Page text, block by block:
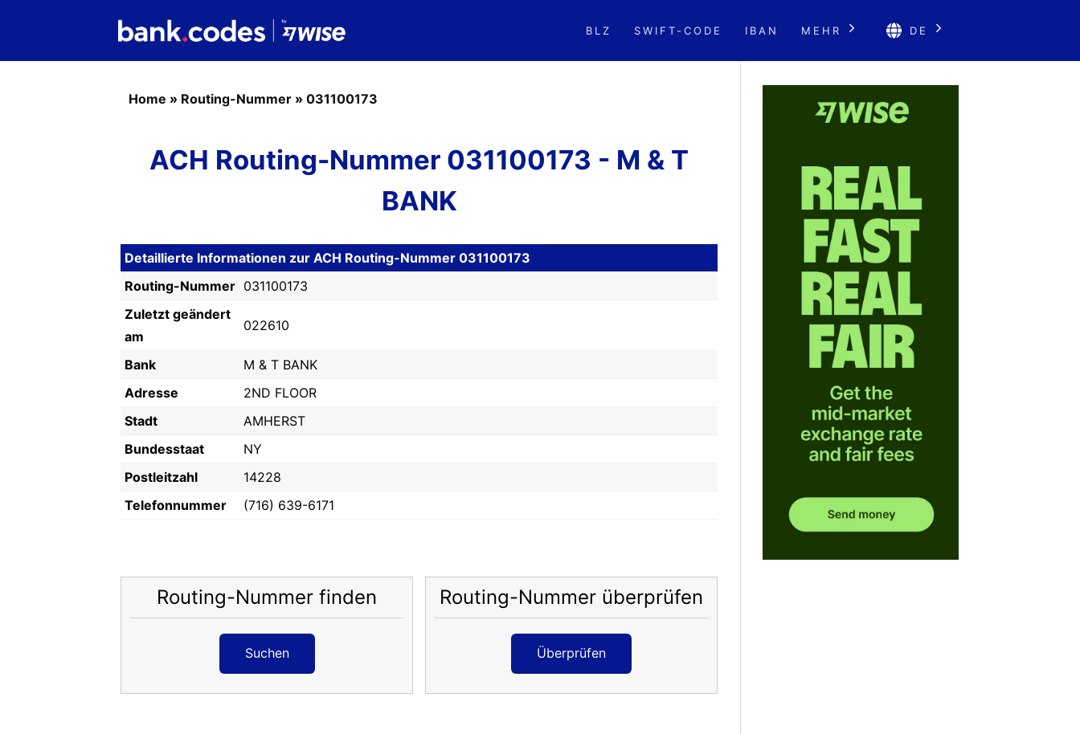
BLZ SWIFT-CODE IBAN MEHR DE
Home » Routing-Nummer » 031100173
ACH Routing-Nummer 031100173 - M & T
BANK
Detaillierte Informationen zur ACH Routing-Nummer 031100173
Routing-Nummer 031100173
Zuletzt geändert
am
022610
Bank
M & T BANK
Adresse
2ND FLOOR
Stadt
AMHERST
Bundesstaat
NY
Postleitzahl
14228
Telefonnummer
(716) 639-6171
Routing-Nummer finden
Suchen
Routing-Nummer überprüfen
Überprüfen